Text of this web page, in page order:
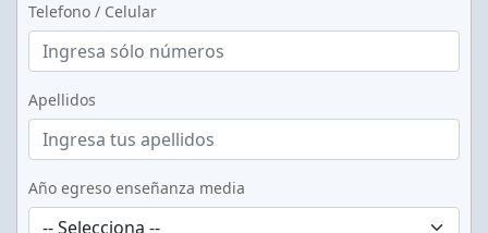
Telefono / Celular
Apellidos
Año egreso enseñanza media